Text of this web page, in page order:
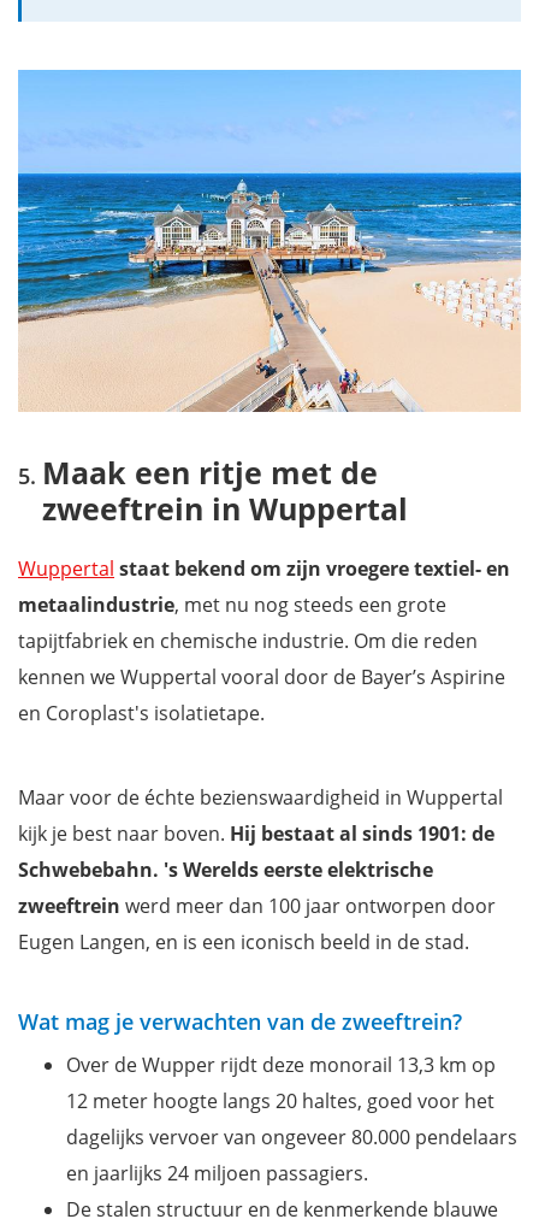
Maak een ritje met de
zweeftrein in Wuppertal
Wuppertal staat bekend om zijn vroegere textiel- en
metaalindustrie, met nu nog steeds een grote
tapijtfabriek en chemische industrie. Om die reden
kennen we Wuppertal vooral door de Bayer’s Aspirine
en Coroplast's isolatietape.
Maar voor de échte bezienswaardigheid in Wuppertal
kijk je best naar boven. Hij bestaat al sinds 1901: de
Schwebebahn. 's Werelds eerste elektrische
zweeftrein werd meer dan 100 jaar ontworpen door
Eugen Langen, en is een iconisch beeld in de stad.
Wat mag je verwachten van de zweeftrein?
Over de Wupper rijdt deze monorail 13,3 km op
12 meter hoogte langs 20 haltes, goed voor het
dagelijks vervoer van ongeveer 80.000 pendelaars
en jaarlijks 24 miljoen passagiers.
De stalen structuur en de kenmerkende blauwe